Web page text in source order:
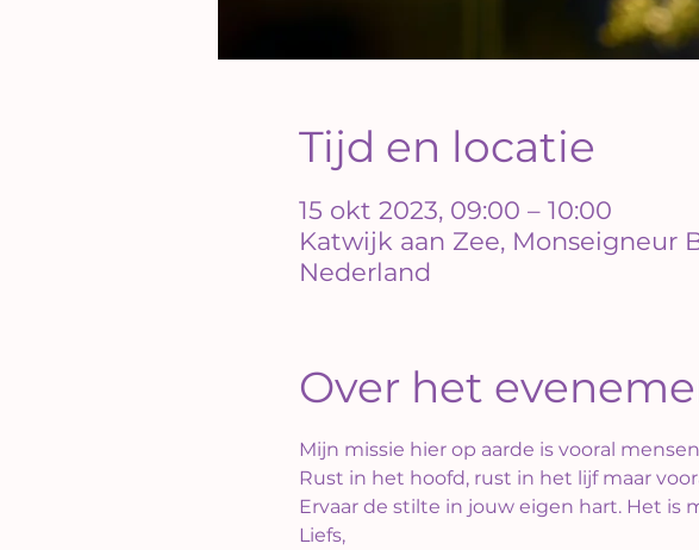
Tijd en locatie
15 okt 2023, 09:00 – 10:00
Katwijk aan Zee, Monseigneur
Nederland
Over het
Mijn missie hier op aarde is vooral
Rust in het hoofd, rust in het lijf maar
Ervaar de stilte in jouw eigen hart. Het is
Liefs,